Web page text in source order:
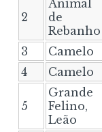
2
Animal
de
Rebanho
3 Camelo
4
Camelo
5
Grande
Felino,
Leão